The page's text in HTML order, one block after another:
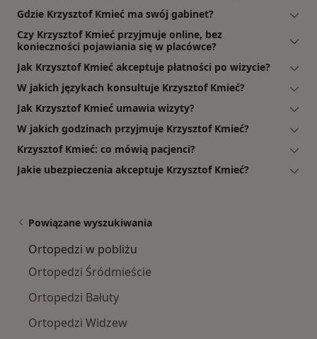
Gdzie Krzysztof Kmieć ma swój gabinet?
Czy Krzysztof Kmieć przyjmuje online, bez
konieczności pojawiania się w placówce?
Jak Krzysztof Kmieć akceptuje płatności po wizycie?
W jakich językach konsultuje Krzysztof Kmieć?
Jak Krzysztof Kmieć umawia wizyty?
W jakich godzinach przyjmuje Krzysztof Kmieć?
Krzysztof Kmieć: co mówią pacjenci?
Jakie ubezpieczenia akceptuje Krzysztof Kmieć?
Powiązane wyszukiwania
Ortopedzi w pobliżu
Ortopedzi Śródmieście
Ortopedzi Bałuty
Ortopedzi Widzew